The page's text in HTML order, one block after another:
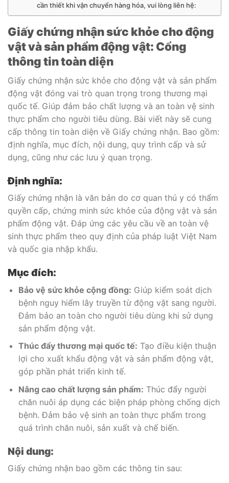
cần thiết khi vận chuyển hàng hóa, vui lòng liên hệ:
Giấy chứng nhận sức khỏe cho động
vật và sản phẩm động vật: Cổng
thông tin toàn diện
Giấy chứng nhận sức khỏe cho động vật và sản phẩm
động vật đóng vai trò quan trọng trong thương mại
quốc tế. Giúp đảm bảo chất lượng và an toàn vệ sinh
thực phẩm cho người tiêu dùng. Bài viết này sẽ cung
cấp thông tin toàn diện về Giấy chứng nhận. Bao gồm:
định nghĩa, mục đích, nội dung, quy trình cấp và sử
dụng, cũng như các lưu ý quan trọng.
Định nghĩa:
Giấy chứng nhận là văn bản do cơ quan thú y có thẩm
quyền cấp, chứng minh sức khỏe của động vật và sản
phẩm động vật. Đáp ứng các yêu cầu về an toàn vệ
sinh thực phẩm theo quy định của pháp luật Việt Nam
và quốc gia nhập khẩu.
Mục đích:
Bảo vệ sức khỏe cộng đồng: Giúp kiểm soát dịch
bệnh nguy hiểm lây truyền từ động vật sang người.
Đảm bảo an toàn cho người tiêu dùng khi sử dụng
sản phẩm động vật.
Thúc đẩy thương mại quốc tế: Tạo điều kiện thuận
lợi cho xuất khẩu động vật và sản phẩm động vật,
góp phần phát triển kinh tế.
Nâng cao chất lượng sản phẩm: Thúc đẩy người
chăn nuôi áp dụng các biện pháp phòng chống dịch
bệnh. Đảm bảo vệ sinh an toàn thực phẩm trong
quá trình chăn nuôi, sản xuất và chế biến.
Nội dung:
Giấy chứng nhận bao gồm các thông tin sau: